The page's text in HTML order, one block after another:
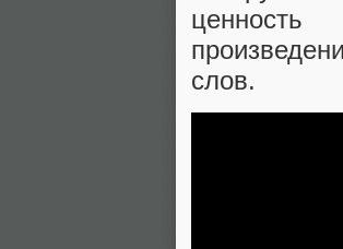
слов.